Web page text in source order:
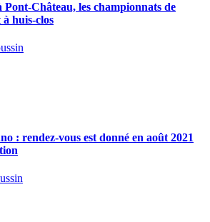
Pont-Château, les championnats de
huis-clos
: rendez-vous est donné en août 2021